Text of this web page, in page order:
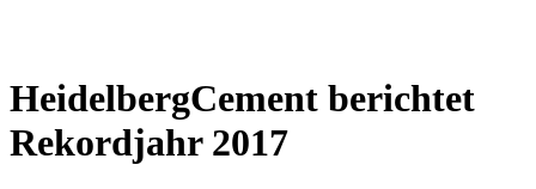
HeidelbergCement berichtet
Rekordjahr 2017